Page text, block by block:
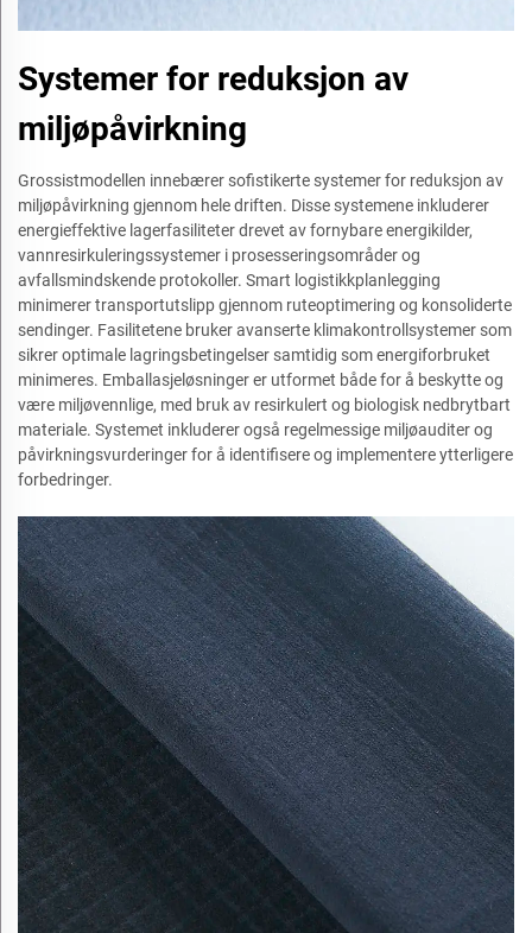
Systemer for reduksjon av
miljøpåvirkning
Grossistmodellen innebærer sofistikerte systemer for reduksjon av
miljøpåvirkning gjennom hele driften. Disse systemene inkluderer
energieffektive lagerfasiliteter drevet av fornybare energikilder,
vannresirkuleringssystemer i prosesseringsområder og
avfallsmindskende protokoller. Smart logistikkplanlegging
minimerer transportutslipp gjennom ruteoptimering og konsoliderte
sendinger. Fasilitetene bruker avanserte klimakontrollsystemer som
sikrer optimale lagringsbetingelser samtidig som energiforbruket
minimeres. Emballasjeløsninger er utformet både for å beskytte og
være miljøvennlige, med bruk av resirkulert og biologisk nedbrytbart
materiale. Systemet inkluderer også regelmessige miljøauditer og
påvirkningsvurderinger for å identifisere og implementere ytterligere
forbedringer.